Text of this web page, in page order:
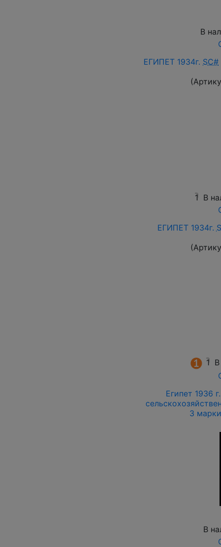
В
ЕГИПЕТ 1934г. SC#
1 В
ЕГИПЕТ 1934г.
1
Египет 1936
3
В